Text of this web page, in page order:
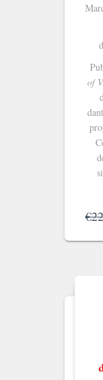
of
€